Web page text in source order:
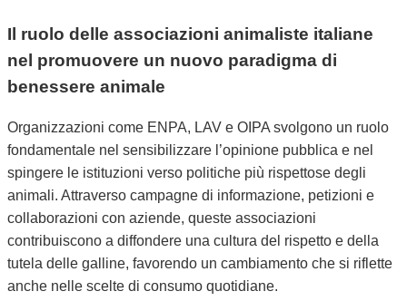
Il ruolo delle associazioni animaliste italiane
nel promuovere un nuovo paradigma di
benessere animale
Organizzazioni come ENPA, LAV e OIPA svolgono un ruolo
fondamentale nel sensibilizzare l’opinione pubblica e nel
spingere le istituzioni verso politiche più rispettose degli
animali. Attraverso campagne di informazione, petizioni e
collaborazioni con aziende, queste associazioni
contribuiscono a diffondere una cultura del rispetto e della
tutela delle galline, favorendo un cambiamento che si riflette
anche nelle scelte di consumo quotidiane.